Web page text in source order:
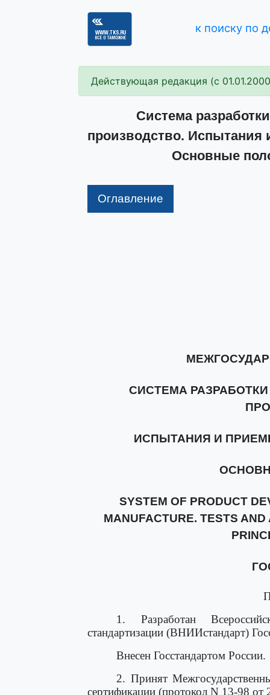
к поиску по
Действующая редакция (с
Система
производство. Испытания
Основные
Оглавление
СИСТЕМА
ИСПЫТАНИЯ И
SYSTEM OF PRODUCT
MANUFACTURE. TESTS
1. Разработан
стандартизации (ВНИИстандарт)
Внесен Госстандартом России.
2. Принят
сертификации (протокол N 13-98 от